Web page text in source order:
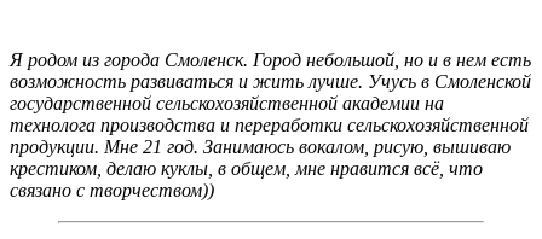
Я родом из города Смоленск. Город небольшой, но и в нем есть
возможность развиваться и жить лучше. Учусь в Смоленской
государственной сельскохозяйственной академии на
технолога производства и переработки сельскохозяйственной
продукции. Мне 21 год. Занимаюсь вокалом, рисую, вышиваю
крестиком, делаю куклы, в общем, мне нравится всё, что
связано с творчеством))